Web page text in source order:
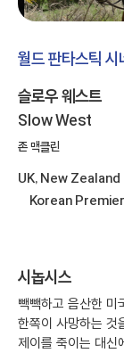
월드 판타스틱 시
슬로우 웨스트
Slow West
존 맥클린
UK, New Zealand
Korean
시놉시스
빽빽하고 음산한 미
한쪽이 사망하는 것
제이를 죽이는 대신